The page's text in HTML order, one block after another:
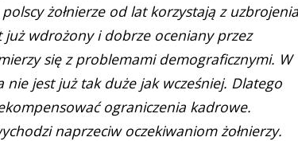
żołnierze od lat korzystają z uzbrojenia
wdrożony i dobrze oceniany przez
się z problemami demograficznymi. W
jest już tak duże jak wcześniej. Dlatego
ograniczenia kadrowe.
naprzeciw oczekiwaniom żołnierzy.